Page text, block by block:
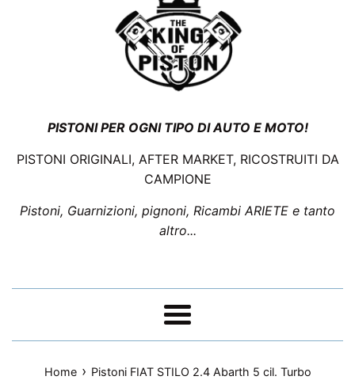
PISTONI PER OGNI TIPO DI AUTO E MOTO!
PISTONI ORIGINALI, AFTER MARKET, RICOSTRUITI DA
CAMPIONE
Pistoni, Guarnizioni, pignoni, Ricambi ARIETE e tanto
altro...
Menu
Home › Pistoni FIAT STILO 2.4 Abarth 5 cil. Turbo